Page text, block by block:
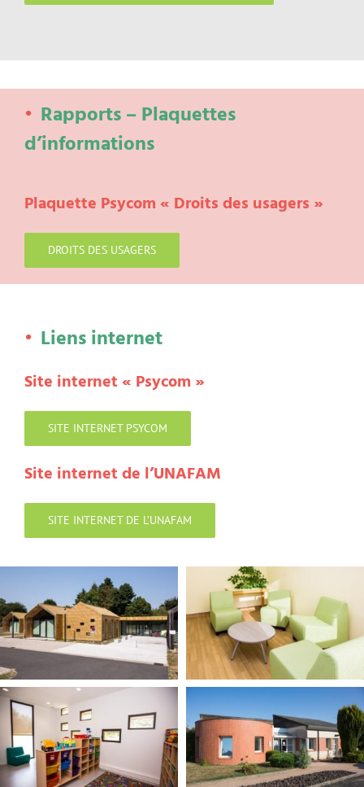
Rapports – Plaquettes
d’informations
Plaquette Psycom « Droits des usagers »
DROITS DES USAGERS
Liens internet
Site internet « Psycom »
SITE INTERNET PSYCOM
Site internet de l’UNAFAM
SITE INTERNET DE L’UNAFAM